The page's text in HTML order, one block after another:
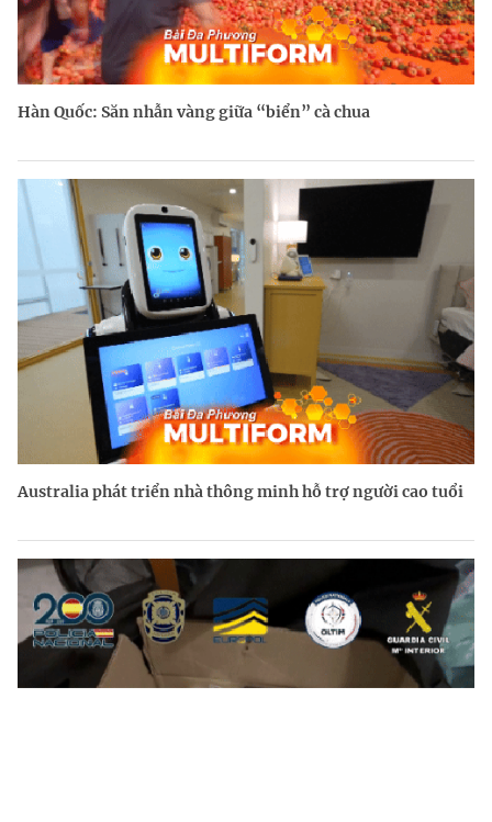
Hàn Quốc: Săn nhẫn vàng giữa “biển” cà chua
Australia phát triển nhà thông minh hỗ trợ người cao tuổi